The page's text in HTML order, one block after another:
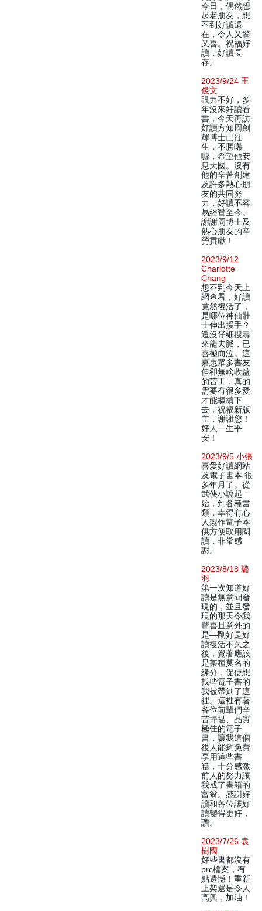
今日，偶然想
起老朋友，想
不到好讀還
在，令人又驚
又喜。祝福好
讀，好讀長
存。
2023/9/24 王
俊文
眼力不好，多
年沒來好讀看
書，今天再訪
好讀方知周劍
輝博士已往
生，不勝唏
噓，希望他安
息天國。沒有
他的辛苦創建
及許多熱心朋
友的共同努
力，好讀不容
易經營至今。
謝謝周博士及
熱心朋友的辛
勞貢獻！
2023/9/12
Charlotte
Chang
想不到今天上
網查看，好讀
竟然復活了，
是哪位神仙壯
士伸出援手？
還沒仔細搜尋
來龍去脈，已
喜極而泣。這
嘉惠眾多書友
但卻無啥收益
的苦工，真的
需要有很多愛
才能繼續下
去，祝福新版
主，謝謝您！
好人一生平
安！
2023/9/5 小張
喜愛好讀網站
及電子書本 很
多年月了。從
武俠小說起
始，到各種書
類，幸得有心
人製作電子本
供方便取用閱
讀，非常感
謝。
2023/8/18 璐
羽
第一次知道好
讀是無意間發
現的，並且發
現的那天令我
驚喜且意外的
是—剛好是好
讀復活不久之
後，覺著應該
是某種莫名的
緣分，促使想
找些電子書的
我被帶到了這
裡。這裡有著
各位前輩們辛
苦掃描、品質
極佳的電子
書，讓我這個
後人能夠免費
享用這些書
籍，十分感激
前人的努力讓
我成了書籍的
富翁。感謝好
讀和各位讓好
讀變得更好，
讚。
2023/7/26 袁
樹國
好些書都沒有
prc檔案，有
點遺憾！重新
上架還是令人
高興，加油！